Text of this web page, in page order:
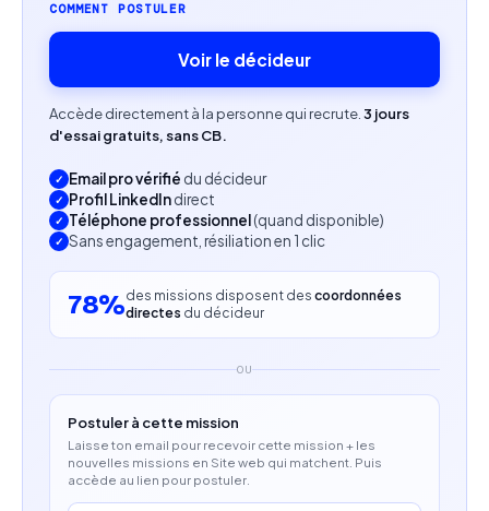
(authentification, pré-autorisation, capture,
double autorisation, fraude et parcours
d'acceptation).
Expérience dans des environnements PSP,
FinTech ou acteurs du paiement.
Connaissance de solutions telles que Stripe,
Adyen ou équivalent.
Capacité à évoluer dans un environnement
technique international.
Anglais professionnel indispensable.
Profil recherché
7 à 10 ans d'expérience minimum en Product
Management.
COMMENT POSTULER
Voir le décideur
Accède directement à la personne qui recrute. 3 jours
d'essai gratuits, sans CB.
Email pro vérifié du décideur
Profil LinkedIndirect
Téléphone professionnel(quand disponible)
Sans engagement, résiliation en 1 clic
78%des missions disposent des coordonnées
directes du décideur
OU
Postuler à cette mission
Laisse ton email pour recevoir cette mission + les
nouvelles missions en Site web qui matchent. Puis
accède au lien pour postuler.